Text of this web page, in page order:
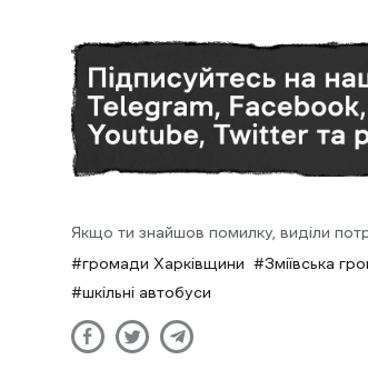
Якщо ти знайшов помилку, виділи
громади Харківщини
Зміївська
шкільні автобуси